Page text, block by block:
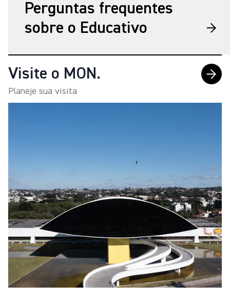
Perguntas frequentes
sobre o Educativo
Visite o MON.
Planeje sua visita